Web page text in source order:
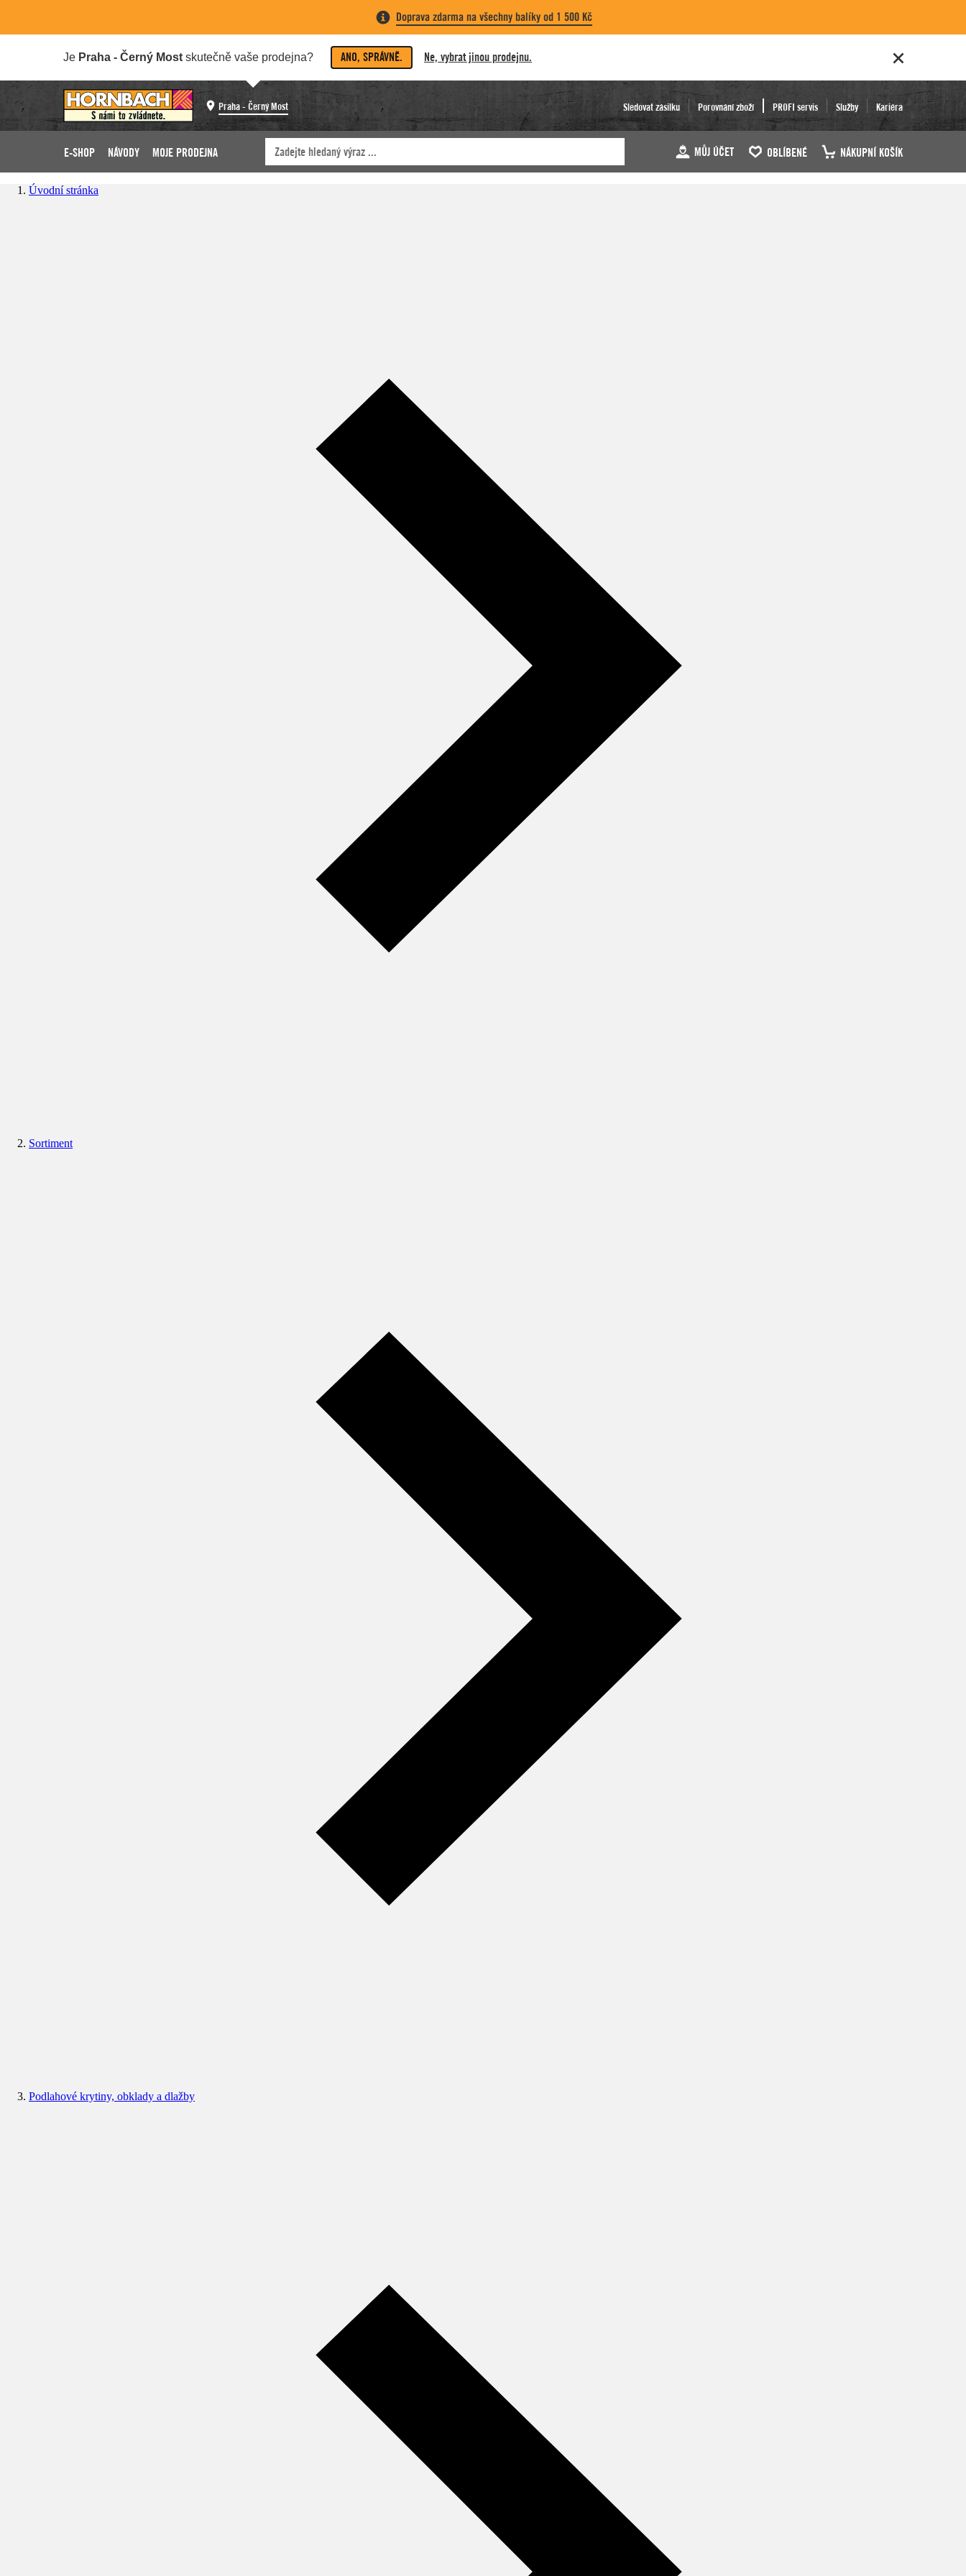
Doprava zdarma na všechny balíky od 1 500 Kč
Je Praha - Černý Most skutečně vaše prodejna? ANO, SPRÁVNĚ. Ne, vybrat jinou prodejnu.
Praha - Černý Most Sledovat zásilku Porovnání zboží PROFI servis Služby Kariéra
E-SHOP NÁVODY MOJE PRODEJNA MŮJ ÚČET OBLÍBENÉ NÁKUPNÍ KOŠÍK
Úvodní stránka
Sortiment
Podlahové krytiny, obklady a dlažby